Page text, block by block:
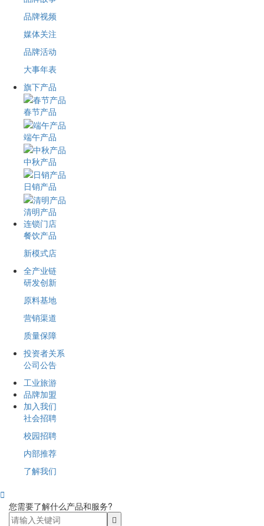
品牌视频
媒体关注
品牌活动
大事年表
旗下产品
春节产品
端午产品
中秋产品
日销产品
清明产品
连锁门店
餐饮产品
新模式店
全产业链
研发创新
原料基地
营销渠道
质量保障
投资者关系
公司公告
工业旅游
品牌加盟
加入我们
社会招聘
校园招聘
内部推荐
了解我们

您需要了解什么产品和服务?